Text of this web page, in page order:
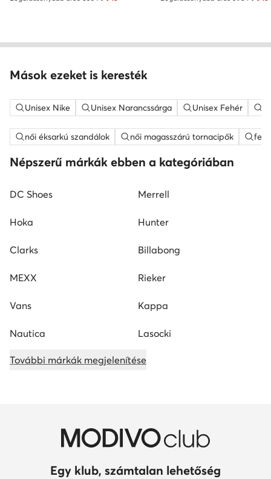
Mások ezeket is keresték
Unisex Nike Unisex Narancssárga Unisex Fehér
női éksarkú szandálok női magasszárú tornacipők
Népszerű márkák ebben a kategóriában
DC Shoes Merrell
Hoka Hunter
Clarks Billabong
MEXX Rieker
Vans Kappa
Nautica Lasocki
További márkák megjelenítése
Egy klub, számtalan lehetőség